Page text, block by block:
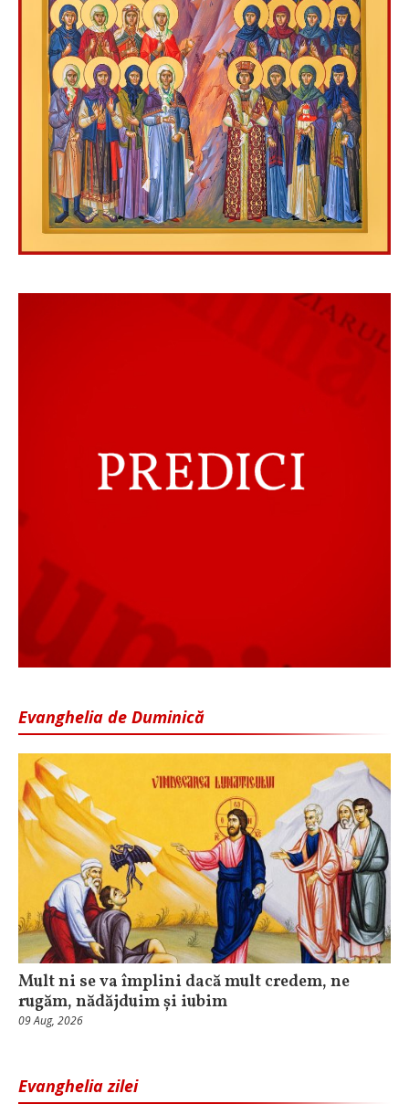
Evanghelia de Duminică
Mult ni se va împlini dacă mult credem, ne
rugăm, nădăjduim și iubim
09 Aug, 2026
Evanghelia zilei